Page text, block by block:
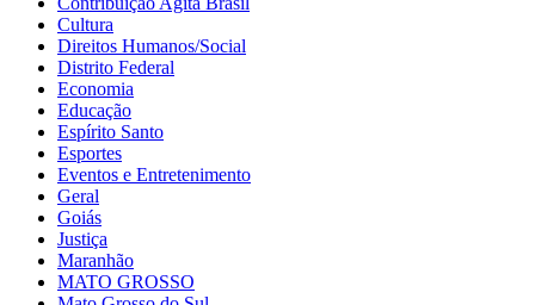
Cultura
Direitos Humanos/Social
Distrito Federal
Economia
Educação
Espírito Santo
Esportes
Eventos e Entretenimento
Geral
Goiás
Justiça
Maranhão
MATO GROSSO